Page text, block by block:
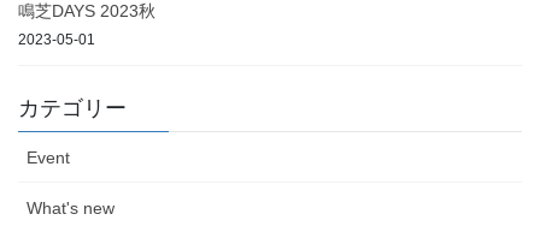
鳴芝DAYS 2023秋
2023-05-01
カテゴリー
Event
What's new